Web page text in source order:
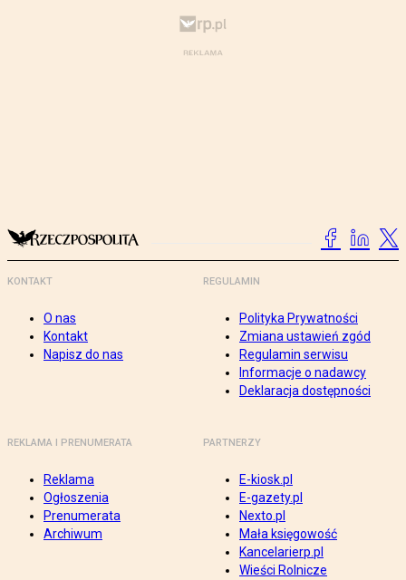
KONTAKT
O nas
Kontakt
Napisz do nas
REGULAMIN
Polityka Prywatności
Zmiana ustawień zgód
Regulamin serwisu
Informacje o nadawcy
Deklaracja dostępności
REKLAMA I PRENUMERATA
Reklama
Ogłoszenia
Prenumerata
Archiwum
PARTNERZY
E-kiosk.pl
E-gazety.pl
Nexto.pl
Mała księgowość
Kancelarierp.pl
Wieści Rolnicze